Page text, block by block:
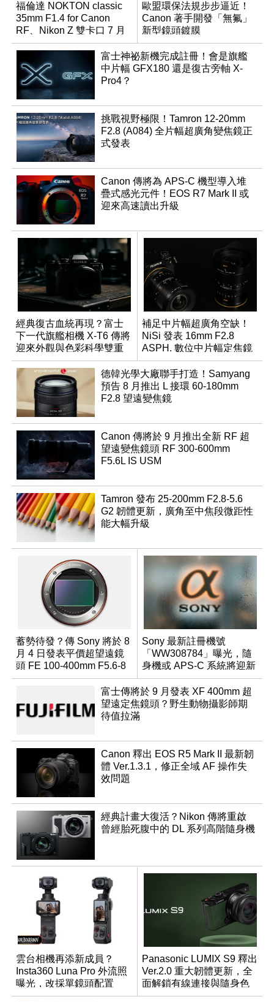
福倫達 NOKTON classic
35mm F1.4 for Canon
RF、Nikon Z 雙卡口 7 月
同步登台
歐盟環保法規步步逼近！
Canon 著手開發「無氟」
新型鏡頭鍍膜
富士神祕新機完成註冊！會是旗艦
中片幅 GFX180 還是復古旁軸 X-
Pro4？
挑戰視野極限！Tamron 12-20mm
F2.8 (A084) 全片幅超廣角變焦鏡正
式發表
Canon 傳將為 APS-C 機型導入堆
疊式感光元件！EOS R7 Mark II 或
迎來高速讀出升級
經典復古血統再現？富士
下一代旗艦相機 X-T6 傳將
迎來外觀與色彩科學雙重
優化
補足中片幅超廣角空缺！
NiSi 發表 16mm F2.8
ASPH. 數位中片幅定焦鏡
德韓光學大廠聯手打造！Samyang
預告 8 月推出 L 接環 60-180mm
F2.8 望遠變焦鏡
Canon 傳將於 9 月推出全新 RF 超
望遠變焦鏡頭 RF 300-600mm
F5.6L IS USM
Tamron 發布 25-200mm F2.8-5.6
G2 韌體更新，廣角至中焦段微距性
能大幅升級
蓄勢待發？傳 Sony 將於 8
月 4 日發表平價超望遠鏡
頭 FE 100-400mm F5.6-8
Sony 最新註冊機號
「WW308784」曝光，隨
身機或 APS-C 系統將迎新
成員？
富士傳將於 9 月發表 XF 400mm 超
望遠定焦鏡頭？野生動物攝影師期
待值拉滿
Canon 釋出 EOS R5 Mark II 最新韌
體 Ver.1.3.1，修正全域 AF 操作失
效問題
經典計畫大復活？Nikon 傳將重啟
曾經胎死腹中的 DL 系列高階隨身機
雲台相機再添新成員？
Insta360 Luna Pro 外流照
曝光，改採單鏡頭配置
Panasonic LUMIX S9 釋出
Ver.2.0 重大韌體更新，全
面解鎖有線連接與隨身色
調編輯